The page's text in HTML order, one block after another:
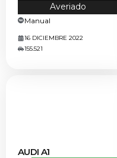
Averiado
Manual
16 DICIEMBRE 2022
155.521
AUDI A1